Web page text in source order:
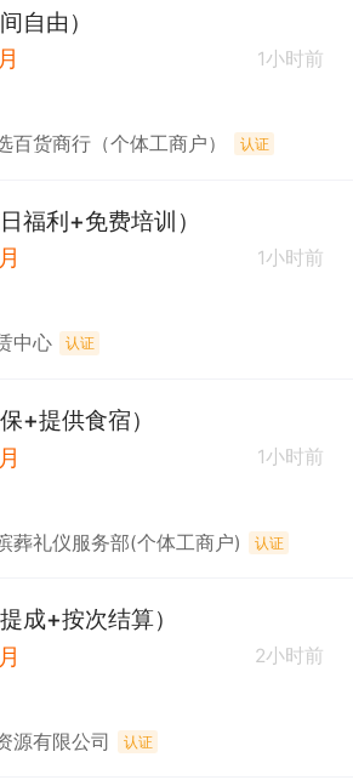
自由）
1小时前
百货商行（个体工商户） 认证
福利+免费培训）
1小时前
中心 认证
+提供食宿）
1小时前
葬礼仪服务部(个体工商户) 认证
成+按次结算）
2小时前
源有限公司 认证